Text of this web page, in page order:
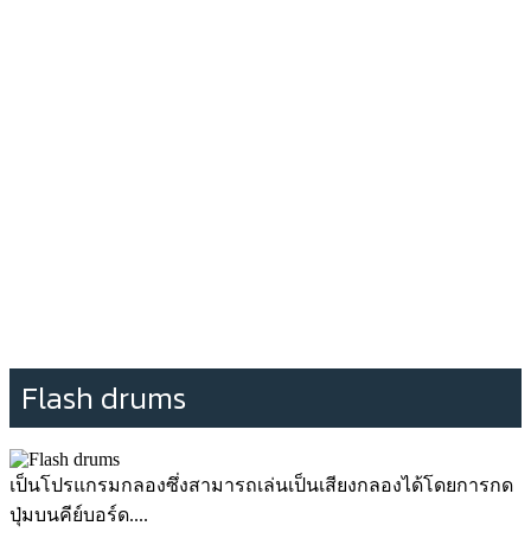
Flash drums
เป็นโปรแกรมกลองซึ่งสามารถเล่นเป็นเสียงกลองได้โดยการกด
ปุ่มบนคีย์บอร์ด....